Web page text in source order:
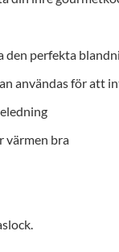
perfekta
användas för att
värmen bra